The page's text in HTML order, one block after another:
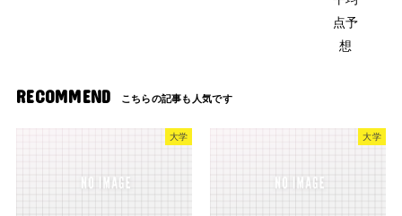
RECOMMEND
大学 大学